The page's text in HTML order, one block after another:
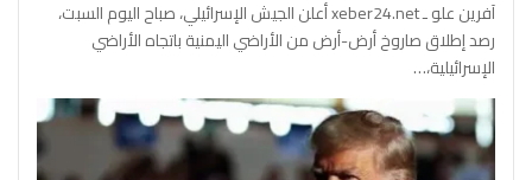
آفرين علو ـ xeber24.net أعلن الجيش الإسرائيلي، صباح اليوم السبت،
رصد إطلاق صاروخ أرض-أرض من الأراضي اليمنية باتجاه الأراضي
الإسرائيلية،…